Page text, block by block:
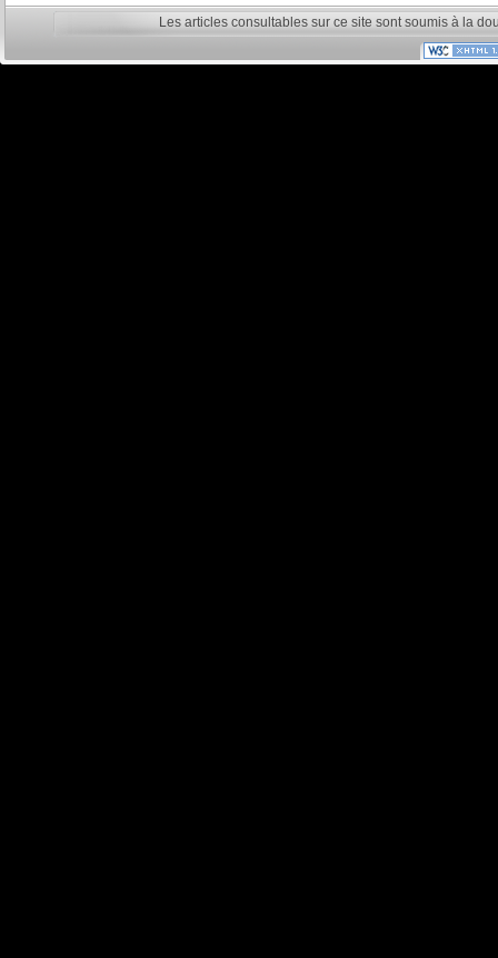
Les articles consultables sur ce site sont soumis à la